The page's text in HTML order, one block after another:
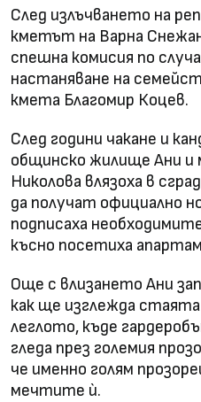
След излъчването на
кметът на Варна
спешна комисия по
настаняване на
кмета Благомир Коцев.
След години чакане и
общинско жилище Ани и
Николова влязоха в
да получат официално
подписаха
късно посетиха
Още с влизането Ани
как ще изглежда
леглото, къде
гледа през големия
че именно голям
мечтите ѝ.